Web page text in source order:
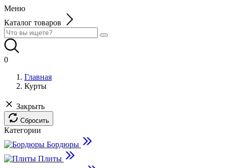
Меню
Каталог товаров
0
Главная
Курты
Закрыть
Сбросить
Категории
Бордюры
Плиты